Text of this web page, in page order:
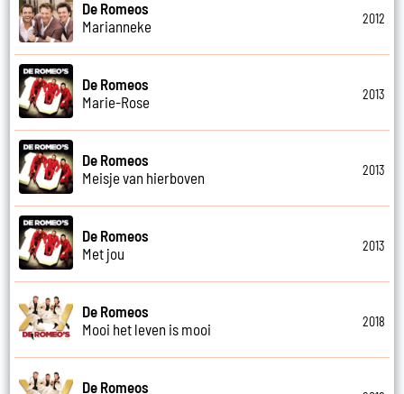
De Romeos
Marianneke
2012
De Romeos
Marie-Rose
2013
De Romeos
Meisje van hierboven
2013
De Romeos
Met jou
2013
De Romeos
Mooi het leven is mooi
2018
De Romeos